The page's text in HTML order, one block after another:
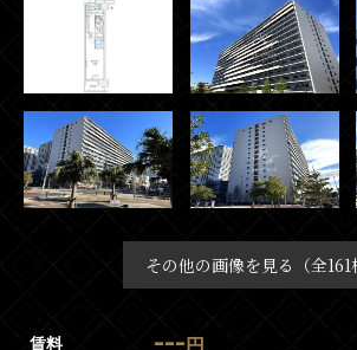
その他の画像を見る（全161
賃料